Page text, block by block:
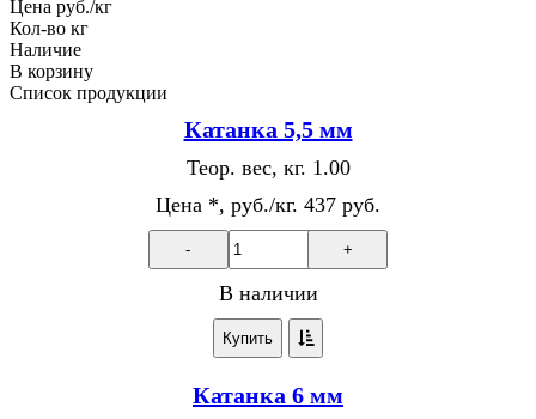
Цена руб./кг
Кол-во кг
Наличие
В корзину
Список продукции
Катанка 5,5 мм
Теор. вес, кг. 1.00
Цена *, руб./кг. 437 руб.
- +
В наличии
Купить
Катанка 6 мм